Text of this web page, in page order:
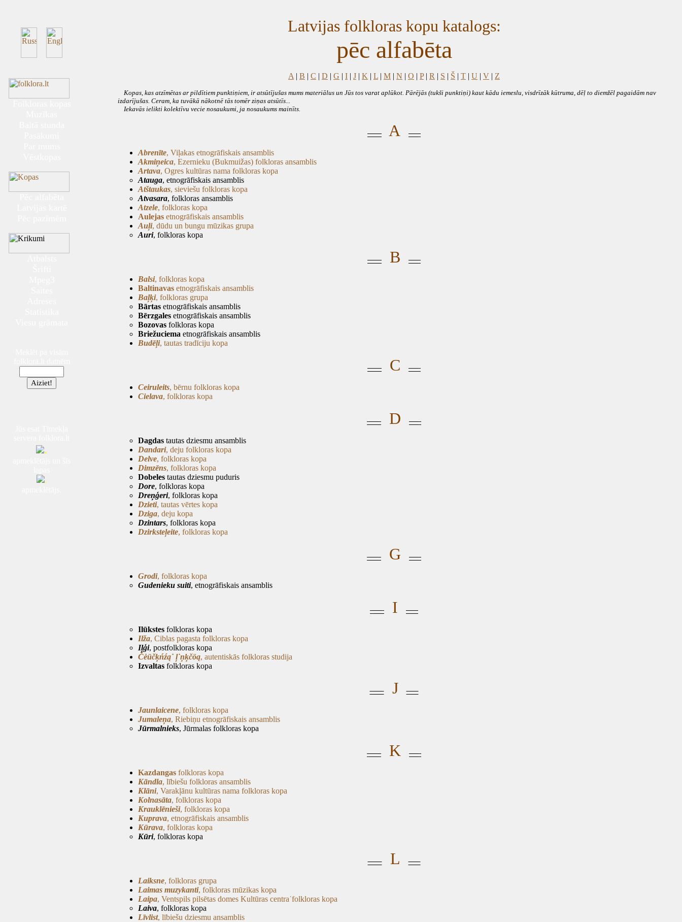
.
.
Latvijas folkloras kopu katalogs:
pēc alfabēta
A | B | C | D | G | I | J | K | L | M | N | O | P| R | S | Š | T | U | V | Z
Kopas, kas atzīmētas ar pildītiem punktiņiem, ir atsūtījušas mums materiālus un Jūs tos varat aplūkot. Pārējās (tukši punktiņi) kaut kādu iemeslu, visdrīzāk kūtruma, dēļ to diemžēl pagaidām nav
izdarījušas. Ceram, ka tuvākā nākotnē tās tomēr ziņas atsūtīs...
Iekavās ielikti kolektīvu vecie nosaukumi, ja nosaukums mainīts.
A
Abrenīte, Viļakas etnogrāfiskais ansamblis
Akmiņeica, Ezernieku (Bukmuižas) folkloras ansamblis
Artava, Ogres kultūras nama folkloras kopa
Atauga, etnogrāfiskais ansamblis
Atštaukas, sieviešu folkloras kopa
Atvasara, folkloras ansamblis
Atzele, folkloras kopa
Aulejas etnogrāfiskais ansamblis
Auļi, dūdu un bungu mūzikas grupa
Auri, folkloras kopa
B
Balsi, folkloras kopa
Baltinavas etnogrāfiskais ansamblis
Baļķi, folkloras grupa
Bārtas etnogrāfiskais ansamblis
Bērzgales etnogrāfiskais ansamblis
Bozovas folkloras kopa
Briežuciema etnogrāfiskais ansamblis
Budēļi, tautas tradīciju kopa
C
Ceiruleits, bērnu folkloras kopa
Cielava, folkloras kopa
D
Dagdas tautas dziesmu ansamblis
Dandari, deju folkloras kopa
Delve, folkloras kopa
Dimzēns, folkloras kopa
Dobeles tautas dziesmu puduris
Dore, folkloras kopa
Dreņģeri, folkloras kopa
Dzieti, tautas vērtes kopa
Dziga, deju kopa
Dzintars, folkloras kopa
Dzirksteļeite, folkloras kopa
G
Grodi, folkloras kopa
Gudenieku suiti, etnogrāfiskais ansamblis
I
Ilūkstes folkloras kopa
Ilža, Ciblas pagasta folkloras kopa
Iļģi, postfolkloras kopa
Čėüčķńźą˙ ļ˙ņķčöą, autentiskās folkloras studija
Izvaltas folkloras kopa
J
Jaunlaicene, folkloras kopa
Jumaleņa, Riebiņu etnogrāfiskais ansamblis
Jūrmalnieks, Jūrmalas folkloras kopa
K
Kazdangas folkloras kopa
Kāndla, lībiešu folkloras ansamblis
Klāni, Varakļānu kultūras nama folkloras kopa
Kolnasāta, folkloras kopa
Krauklēnieši, folkloras kopa
Kuprava, etnogrāfiskais ansamblis
Kūrava, folkloras kopa
Kūri, folkloras kopa
L
Laiksne, folkloras grupa
Laimas muzykanti, folkloras mūzikas kopa
Laipa, Ventspils pilsētas domes Kultūras centra˙folkloras kopa
Laiva, folkloras kopa
Līvlist, lībiešu dziesmu ansamblis